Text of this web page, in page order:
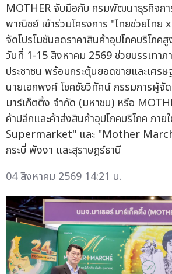
MOTHER จับมือกับ กรมพัฒนาธุรกิจกา
พาณิชย์ เข้าร่วมโครงการ "ไทยช่วยไท
จัดโปรโมชันลดราคาสินค้าอุปโภคบริโภค
วันที่ 1-15 สิงหาคม 2569 ช่วยบรรเทาภ
ประชาชน พร้อมกระตุ้นยอดขายและเศร
นายเอกพงศ์ โชคชัยวิทัศน์ กรรมการผู้จั
มาร์เก็ตติ้ง จำกัด (มหาชน) หรือ
ค้าปลีกและค้าส่งสินค้าอุปโภคบริโภค ภ
Supermarket" และ "Mother
กระบี่ พังงา และสุราษฎร์ธานี
04 สิงหาคม 2569 14:21 น.